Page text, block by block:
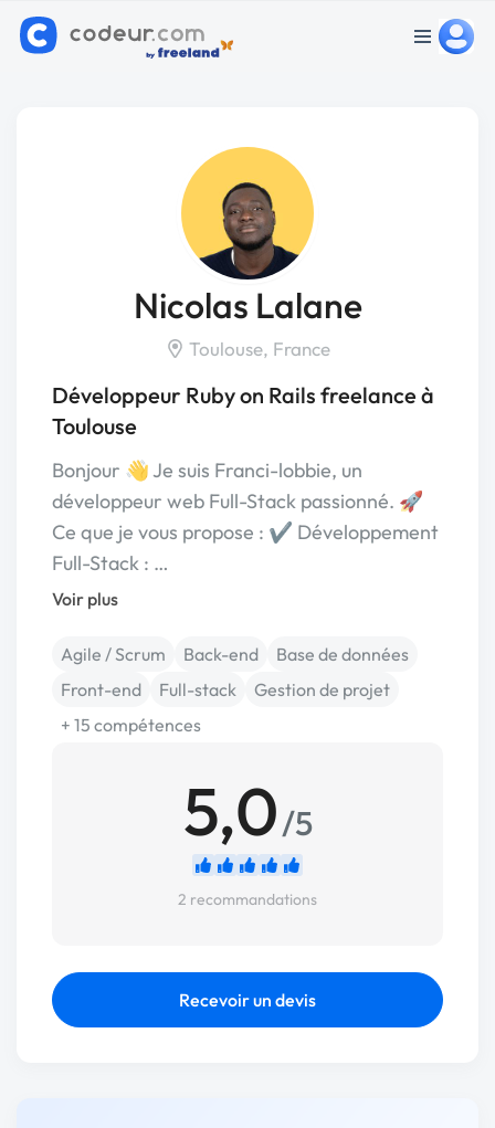
Nicolas Lalane
Toulouse, France
Développeur Ruby on Rails freelance à
Toulouse
Bonjour 👋 Je suis Franci-lobbie, un
développeur web Full-Stack passionné. 🚀
Ce que je vous propose : ✔️ Développement
Full-Stack : …
Voir plus
Agile / Scrum Back-end
Base de données
Front-end
Full-stack
Gestion de projet
+ 15 compétences
5,0/5
2 recommandations
Recevoir un devis